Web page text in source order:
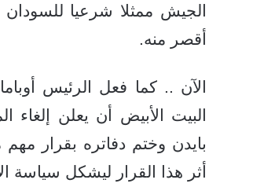
الجيش ممثلا شرعيا
أقصر منه.
البيت الأبيض أن يعلن
بايدن وختم دفاتره بقرار
أثر هذا القرار ليشكل سياسة